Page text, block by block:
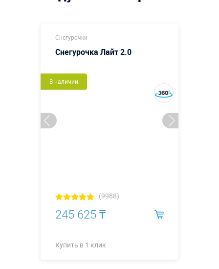
Снегурочки
Снегурочка Лайт 2.0
В наличии
(9988)
245 625 ₸
Купить в 1 клик